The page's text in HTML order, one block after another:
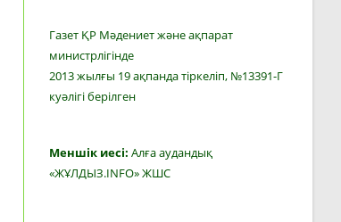
Газет ҚР Мәдениет және ақпарат
министрлігінде
2013 жылғы 19 ақпанда тіркеліп, №13391-Г
куәлігі берілген
Меншік иесі: Алға аудандық
«ЖҰЛДЫЗ.INFO» ЖШС